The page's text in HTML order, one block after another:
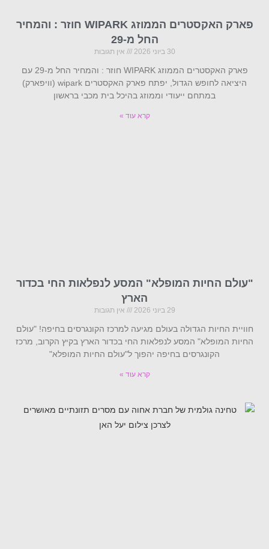
פארק האקסטרים הממוזג WIPARK חוזר : והמחיר
החל מ-29
30 ביוני 2026 אין תגובות
פארק האקסטרים הממוזג WIPARK חוזר : והמחיר החל מ-29 עם
היציאה לחופש הגדול, יפתח פארק האקסטרים wipark (וויפארק)
במתחם ייעודי וממוזג בהיכל בית מכבי בראשון
קרא עוד »
"עולם החיות המופלא" המסע לנפלאות החי בכדור
הארץ
29 ביוני 2026 אין תגובות
חוויית החיות הגדולה בעולם מגיעה למרכז הקונגרסים בחיפה! "עולם
החיות המופלא" המסע לנפלאות החי בכדור הארץ בקיץ הקרוב, מרכז
הקונגרסים בחיפה יהפוך ל"עולם החיות המופלא"
קרא עוד »